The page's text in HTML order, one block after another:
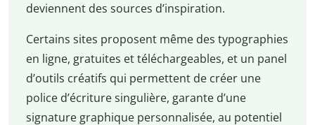
deviennent des sources d’inspiration.
Certains sites proposent même des typographies
en ligne, gratuites et téléchargeables, et un panel
d’outils créatifs qui permettent de créer une
police d’écriture singulière, garante d’une
signature graphique personnalisée, au potentiel